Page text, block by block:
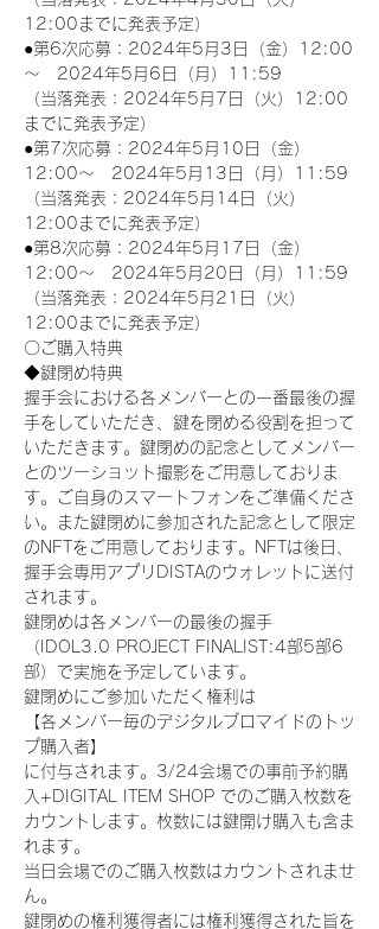
12:00までに発表予定）
●第6次応募：2024年5月3日（金）12:00
～　2024年5月6日（月）11:59
（当落発表：2024年5月7日（火）12:00
までに発表予定）
●第7次応募：2024年5月10日（金）
12:00～　2024年5月13日（月）11:59
（当落発表：2024年5月14日（火）
12:00までに発表予定）
●第8次応募：2024年5月17日（金）
12:00～　2024年5月20日（月）11:59
（当落発表：2024年5月21日（火）
12:00までに発表予定）
〇ご購入特典
◆鍵閉め特典
握手会における各メンバーとの一番最後の握
手をしていただき、鍵を閉める役割を担って
いただきます。鍵閉めの記念としてメンバー
とのツーショット撮影をご用意しておりま
す。ご自身のスマートフォンをご準備くださ
い。また鍵閉めに参加された記念として限定
のNFTをご用意しております。NFTは後日、
握手会専用アプリDISTAのウォレットに送付
されます。
鍵閉めは各メンバーの最後の握手
（IDOL3.0 PROJECT FINALIST:4部5部6
部）で実施を予定しています。
鍵閉めにご参加いただく権利は
【各メンバー毎のデジタルブロマイドのトッ
プ購入者】
に付与されます。3/24会場での事前予約購
入+DIGITAL ITEM SHOP でのご購入枚数を
カウントします。枚数には鍵開け購入も含ま
れます。
当日会場でのご購入枚数はカウントされませ
ん。
鍵閉めの権利獲得者には権利獲得された旨を